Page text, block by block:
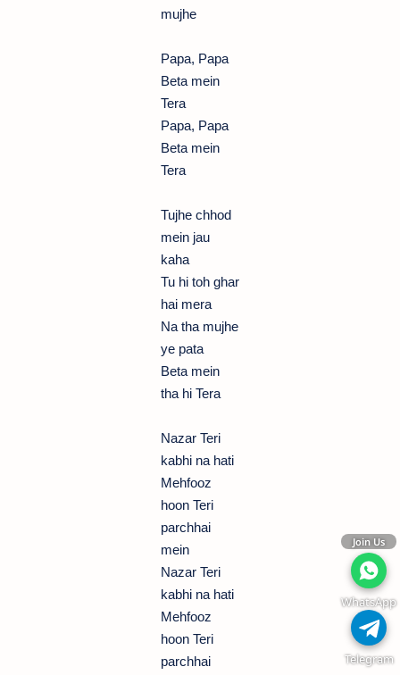
mujhe
Papa, Papa
Beta mein
Tera
Papa, Papa
Beta mein
Tera
Tujhe chhod
mein jau
kaha
Tu hi toh ghar
hai mera
Na tha mujhe
ye pata
Beta mein
tha hi Tera
Nazar Teri
kabhi na hati
Mehfooz
hoon Teri
parchhai
mein
Nazar Teri
kabhi na hati
Mehfooz
hoon Teri
parchhai
Join Us
WhatsApp
Telegram